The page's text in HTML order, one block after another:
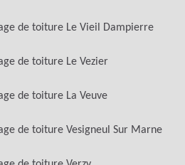
de toiture Le Vieil Dampierre
de toiture Le Vezier
de toiture La Veuve
de toiture Vesigneul Sur Marne